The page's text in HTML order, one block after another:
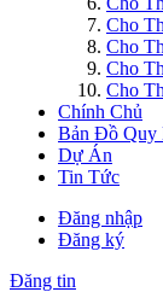
Cho
Cho
Cho
Cho
Chính Chủ
Bản Đồ Quy
Dự Án
Tin Tức
Đăng nhập
Đăng ký
Đăng tin